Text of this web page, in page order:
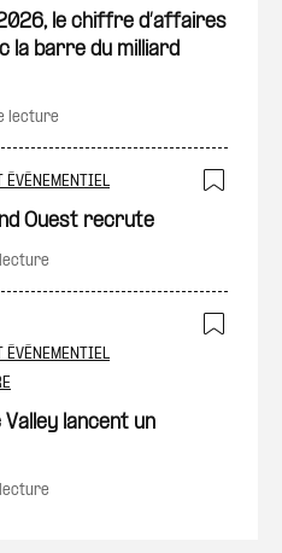
le chiffre d’affaires
la barre du milliard
lecture
ÉVÉNEMENTIEL
Ouest recrute
ÉVÉNEMENTIEL
lancent un